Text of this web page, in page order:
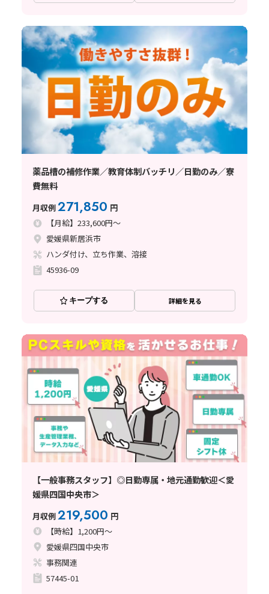
薬品槽の補修作業／教育体制バッチリ／日勤のみ／寮
費無料
月収例271,850 円
【月給】233,600円～
愛媛県新居浜市
ハンダ付け、立ち作業、溶接
45936-09
キープする 詳細を見る
【一般事務スタッフ】◎日勤専属・地元通勤歓迎＜愛
媛県四国中央市＞
月収例219,500 円
【時給】1,200円～
愛媛県四国中央市
事務関連
57445-01